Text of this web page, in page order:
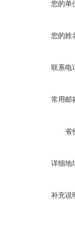
您的单
您的姓
联系电
常用邮
省
详细地
补充说